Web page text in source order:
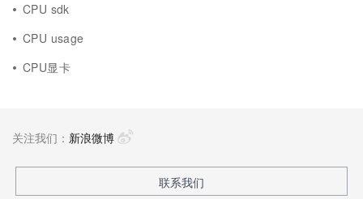
CPU sdk
CPU usage
CPU显卡
关注我们： 新浪微博
联系我们